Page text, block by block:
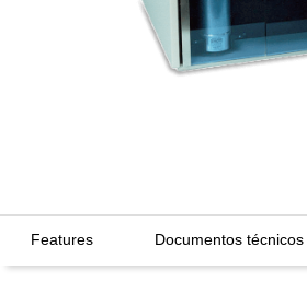
Features Documentos técnicos